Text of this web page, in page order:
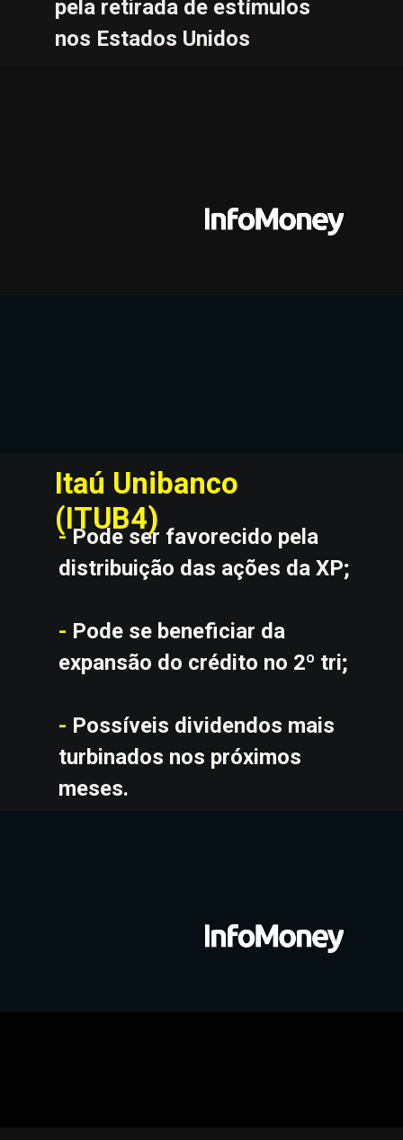
pela retirada de estímulos
nos Estados Unidos
- Pode ser favorecido pela
distribuição das ações da XP;
- Pode se beneficiar da
expansão do crédito no 2º tri;
- Possíveis dividendos mais
turbinados nos próximos
meses.
Itaú Unibanco
(ITUB4)